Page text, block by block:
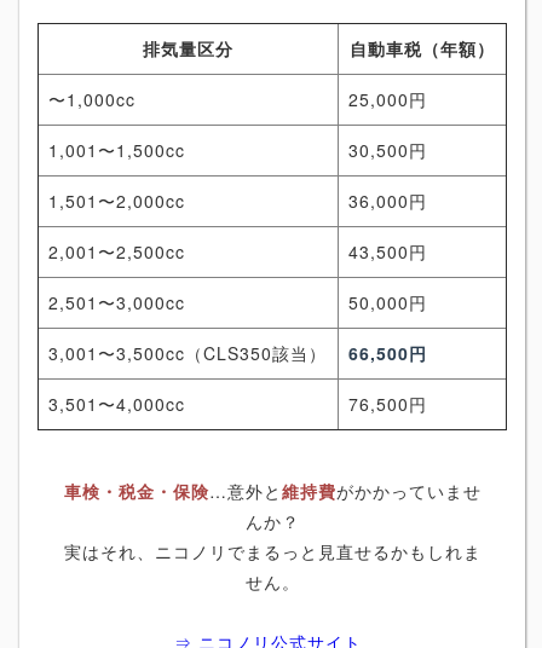
排気量区分 自動車税（年額）
〜1,000cc 25,000円
1,001〜1,500cc 30,500円
1,501〜2,000cc 36,000円
2,001〜2,500cc 43,500円
2,501〜3,000cc 50,000円
3,001〜3,500cc（CLS350該当） 66,500円
3,501〜4,000cc 76,500円
車検・税金・保険…意外と 維持費がかかっていませ
んか？
実はそれ、ニコノリでまるっと見直せるかもしれま
せん。
⇒ ニコノリ公式サイト